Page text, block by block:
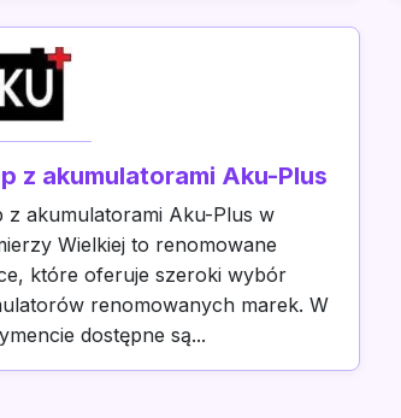
z akumulatorami Aku-Plus
z akumulatorami Aku-Plus w
Wielkiej to renomowane
które oferuje szeroki wybór
renomowanych marek. W
dostępne są...